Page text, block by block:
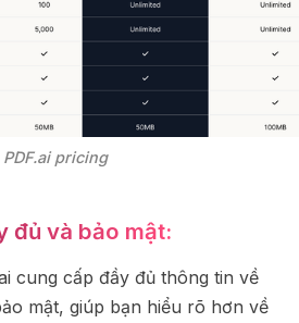
PDF.ai pricing
đủ và bảo mật:
cung cấp đầy đủ thông tin về
mật, giúp bạn hiểu rõ hơn về